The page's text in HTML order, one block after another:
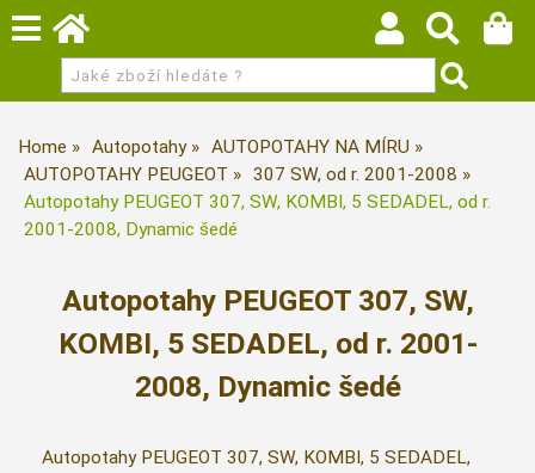
Home Autopotahy
AUTOPOTAHY NA MÍRU
AUTOPOTAHY PEUGEOT
307 SW, od r. 2001-2008
Autopotahy PEUGEOT 307, SW, KOMBI, 5 SEDADEL, od r.
2001-2008, Dynamic šedé
Autopotahy PEUGEOT 307, SW,
KOMBI, 5 SEDADEL, od r. 2001-
2008, Dynamic šedé
Autopotahy PEUGEOT 307, SW, KOMBI, 5 SEDADEL,